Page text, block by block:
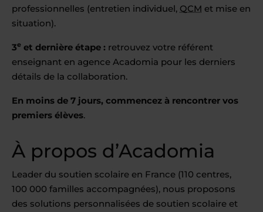
professionnelles (entretien individuel, QCM et mise en
situation).
3e et dernière étape : retrouvez votre référent
enseignant en agence Acadomia pour les derniers
détails de la collaboration.
En moins de 7 jours, commencez à rencontrer vos
premiers élèves.
À propos d’Acadomia
Leader du soutien scolaire en France (110 centres,
100 000 familles accompagnées), nous proposons
des solutions personnalisées de soutien scolaire et